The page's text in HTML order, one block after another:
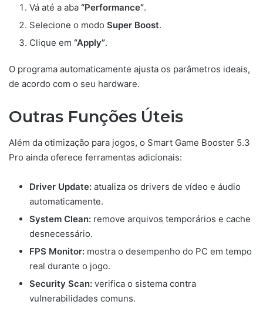
Vá até a aba “Performance”.
Selecione o modo Super Boost.
Clique em “Apply”.
O programa automaticamente ajusta os parâmetros ideais,
de acordo com o seu hardware.
Outras Funções Úteis
Além da otimização para jogos, o Smart Game Booster 5.3
Pro ainda oferece ferramentas adicionais:
Driver Update: atualiza os drivers de vídeo e áudio
automaticamente.
System Clean: remove arquivos temporários e cache
desnecessário.
FPS Monitor: mostra o desempenho do PC em tempo
real durante o jogo.
Security Scan: verifica o sistema contra
vulnerabilidades comuns.